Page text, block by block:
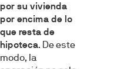
por su vivienda
por encima de lo
que resta de
hipoteca. De este
modo, la